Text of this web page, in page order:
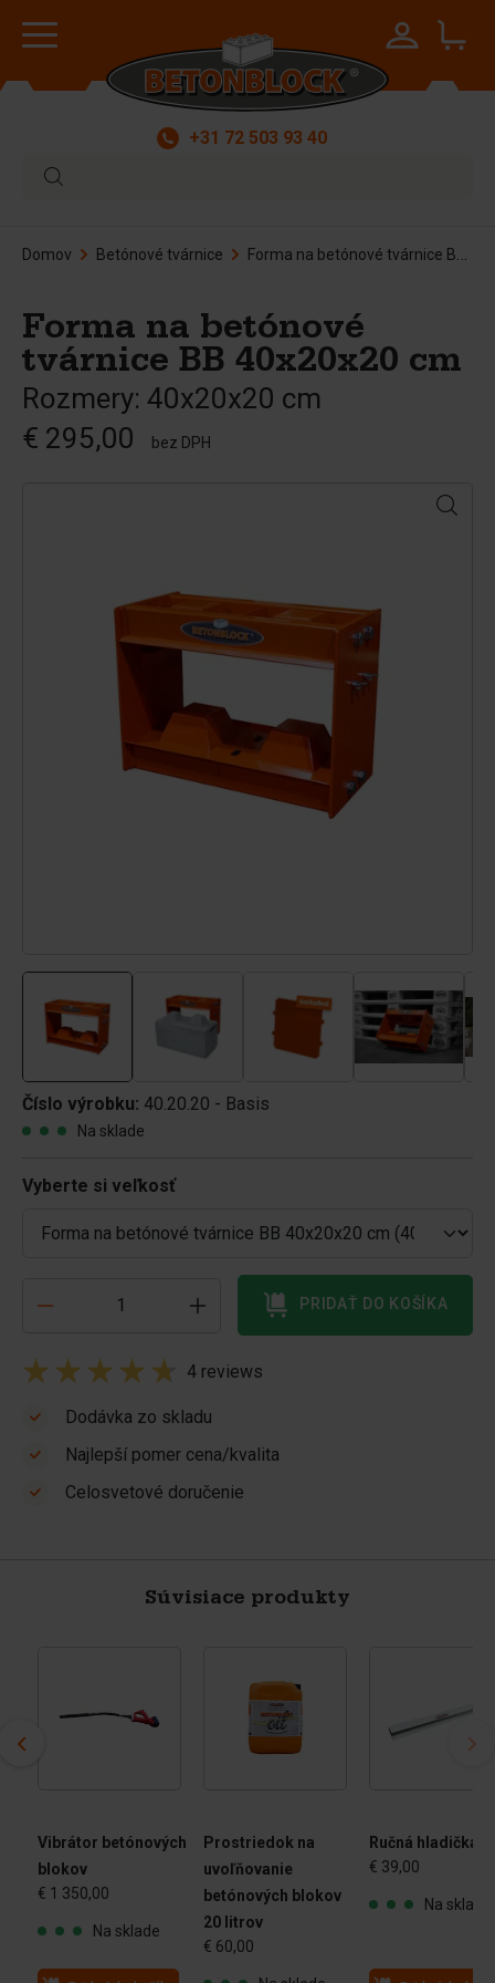
+31 72 503 93 40
Domov Betónové tvárnice Forma na betónové tvárnice BB 40x20x20 cm
Forma na betónové
tvárnice BB 40x20x20 cm
Rozmery: 40x20x20 cm
€ 295,00
bez DPH
Číslo výrobku: 40.20.20 - Basis
Na sklade
Vyberte si veľkosť
PRIDAŤ DO KOŠÍKA
4 reviews
Dodávka zo skladu
Najlepší pomer cena/kvalita
Celosvetové doručenie
Súvisiace produkty
Vibrátor betónových
blokov
€ 1 350,00
Na sklade
Prostriedok na
uvoľňovanie
betónových blokov
20 litrov
€ 60,00
Ručná hladička
€ 39,00
Na sklade